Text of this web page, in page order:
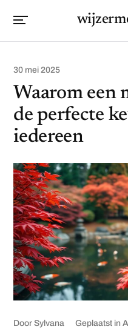
30 mei 2025
Waarom een
de perfecte
iedereen
DoorSylvana Geplaatst in